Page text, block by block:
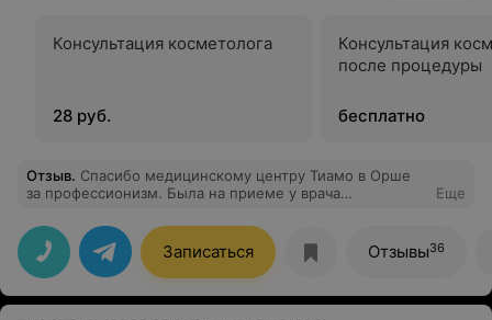
Консультация косметолога
28 руб.
Консультация
после процедуры
бесплатно
Отзыв. Спасибо медицинскому центру Тиамо в Орше
за профессионизм. Была на приеме у врача
процедуре плазмолифтинг, осталась очень довольна.
Не было ни одного синяка, кололи очень тонкой иглой,
вечером спокойно смогла выйти в люди, а на утро не
осталось и следа от инъекций. Через неделю уже
заметила результат от плазмолифтинга - кожа стала
Еще
Записаться Отзывы36